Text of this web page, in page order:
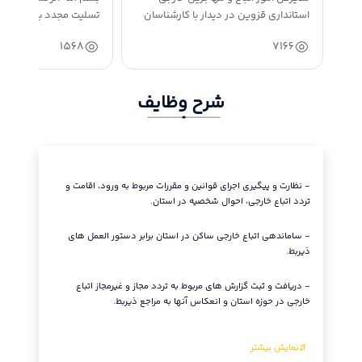
استانداری قزوین در دیدار با کارشناسان
7166
تسلیت مجدد به
1568
شرح وظایف
- نظارت و پیگیری اجرای قوانین و مقررات مربوط به ورود، اقامت و
تردد اتباع خارجی، احوال شخصیه در استان.
- ساماندهی اتباع خارجی ساکن در استان برابر دستور العمل های
ذیربط.
- دریافت و ثبت گزارش های مربوط به تردد مجاز و غیرمجاز اتباع
خارجی در حوزه استان و انعکاس آنها به مراجع ذیربط.